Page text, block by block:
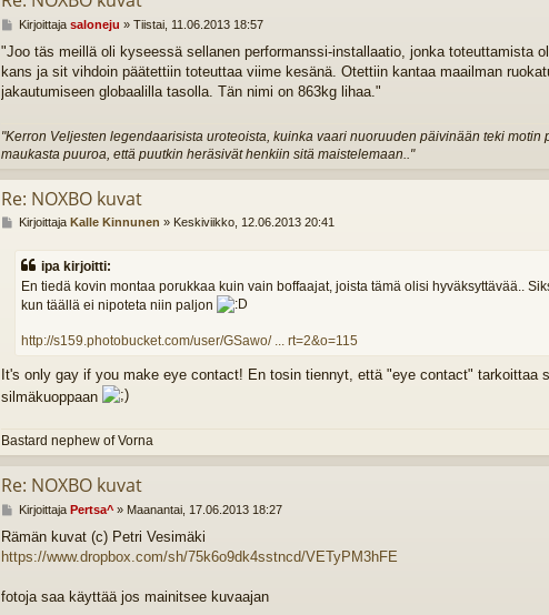
V
e
s
t
Kirjoittaja saloneju » Tiistai, 11.06.2013 18:57
"Joo täs meillä oli kyseessä sellanen performanssi-installaatio, jonka toteuttamista
kans ja sit vihdoin päätettiin toteuttaa viime kesänä. Otettiin kantaa maailman
jakautumiseen globaalilla tasolla. Tän nimi on 863kg lihaa."
"Kerron Veljesten legendaarisista uroteoista, kuinka vaari nuoruuden päivinään teki motin
maukasta puuroa, että puutkin heräsivät henkiin sitä maistelemaan.."
Re: NOXBO kuvat
V
e
Kirjoittaja Kalle Kinnunen » Keskiviikko, 12.06.2013 20:41
ipa kirjoitti:
En tiedä kovin montaa porukkaa kuin vain boffaajat, joista tämä olisi hyväksyttävää..
kun täällä ei nipoteta niin paljon
http://s159.photobucket.com/user/GSawo/ ... rt=2&o=115
It's only gay if you make eye contact! En tosin tiennyt, että "eye contact" tarkoittaa
silmäkuoppaan
Bastard nephew of Vorna
Re: NOXBO kuvat
V
e
s
i
Kirjoittaja Pertsa^» Maanantai, 17.06.2013 18:27
Rämän kuvat (c) Petri Vesimäki
https://www.dropbox.com/sh/75k6o9dk4sstncd/VETyPM3hFE
fotoja saa käyttää jos mainitsee kuvaajan